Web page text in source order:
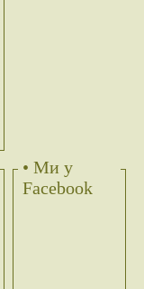
• Ми у
Facebook